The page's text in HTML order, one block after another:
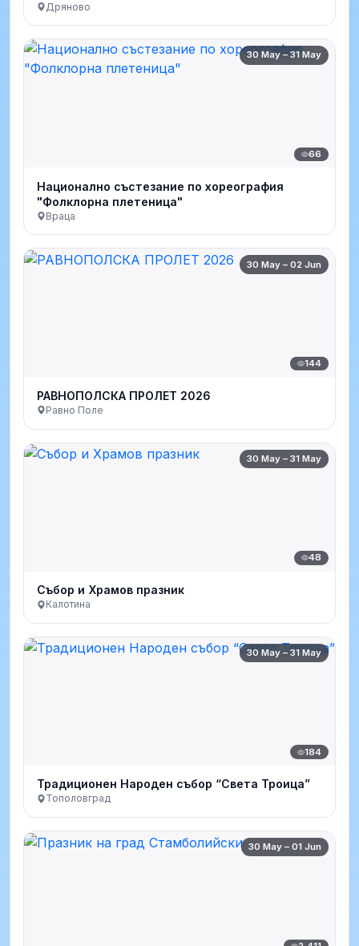
Дряново
30 May – 31 May
66
Национално състезание по хореография
"Фолклорна плетеница"
Враца
30 May – 02 Jun
144
РАВНОПОЛСКА ПРОЛЕТ 2026
Равно Поле
30 May – 31 May
48
Събор и Храмов празник
Калотина
30 May – 31 May
184
Традиционен Народен събор “Света Троица”
Тополовград
30 May – 01 Jun